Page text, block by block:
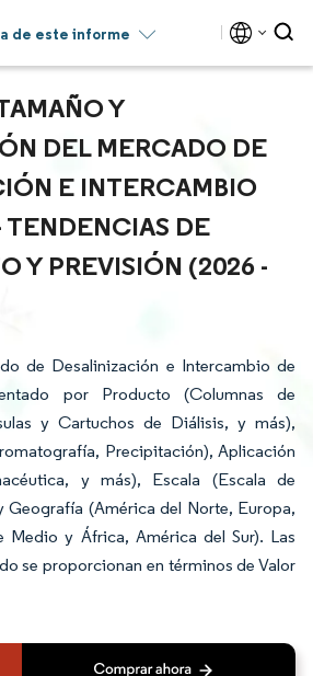
de este informe
Y
DEL MERCADO DE
E INTERCAMBIO
TENDENCIAS DE
Y PREVISIÓN (2026 -
de Desalinización e Intercambio de
por Producto (Columnas de
y Cartuchos de Diálisis, y más),
Precipitación), Aplicación
y más), Escala (Escala de
Geografía (América del Norte, Europa,
Medio y África, América del Sur). Las
se proporcionan en términos de Valor